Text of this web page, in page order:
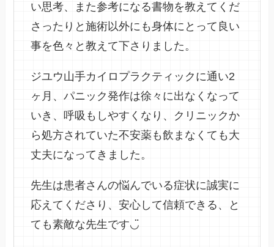
い思考、また参考になる書物を教えてくだ
さったりと施術以外にも身体にとって良い
事を色々と教えて下さりました。
ジユウ山手カイロプラクティックに通い2
ヶ月、パニック発作は徐々に出なくなって
いき、呼吸もしやすくなり、クリニックか
ら処方されていた不安薬も飲まなくても大
丈夫になってきました。
先生は患者さんの悩んでいる症状に誠実に
応えてくださり、安心して信頼できる、と
ても素敵な先生です◡̈